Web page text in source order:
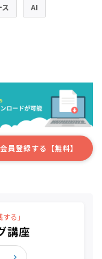
ス AI
会員登録する【無料】
る」
講座